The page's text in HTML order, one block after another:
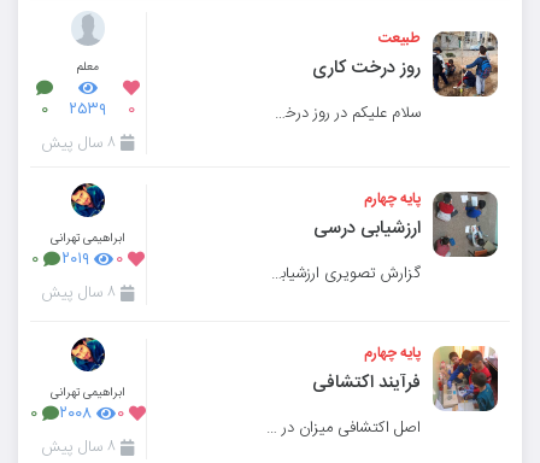
طبیعت
روز درخت کاری
سلام علیکم در روز درخت کاری به صلاحدید مدیریت محترم به اردوی یک روزه در پارکی متربی های عزیز رفتن
معلم
۰ ۲۵۳۹ ۰
۸ سال پیش
پایه چهارم
ارزشیابی درسی
گزارش تصویری ارزشیابی بهمن ماه دانش آموزان پایه چهارم مدرسه میزان کرج
ابراهیمی تهرانی
۰ ۲۰۱۹ ۰
۸ سال پیش
پایه چهارم
فرآیند اکتشافی
اصل اکتشافی میزان در درس علوم
ابراهیمی تهرانی
۰ ۲۰۰۸ ۰
۸ سال پیش